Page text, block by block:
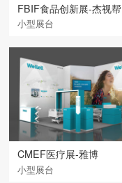
FBIF食品创新展-杰视帮
小型展台
CMEF医疗展-雅博
小型展台